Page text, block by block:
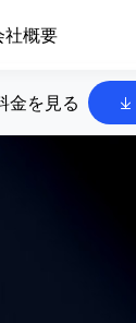
社概要
金を見る